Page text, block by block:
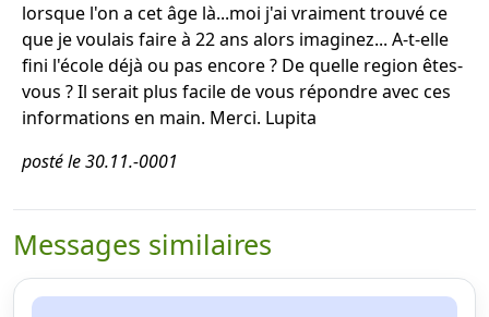
lorsque l'on a cet âge là...moi j'ai vraiment trouvé ce
que je voulais faire à 22 ans alors imaginez... A-t-elle
fini l'école déjà ou pas encore ? De quelle region êtes-
vous ? Il serait plus facile de vous répondre avec ces
informations en main. Merci. Lupita
posté le 30.11.-0001
Messages similaires